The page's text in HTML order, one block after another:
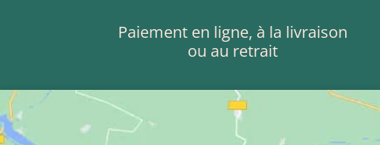
Paiement en ligne, à la livraison
ou au retrait